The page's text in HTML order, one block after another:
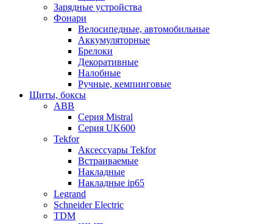
Зарядные устройства
Фонари
Велосипедные, автомобильные
Аккумуляторные
Брелоки
Декоративные
Налобные
Ручные, кемпинговые
Щиты, боксы
ABB
Серия Mistral
Серия UK600
Tekfor
Аксессуары Tekfor
Встраиваемые
Накладные
Накладные ip65
Legrand
Schneider Electric
TDM